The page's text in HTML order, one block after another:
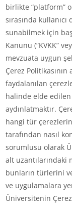
birlikte “platform”
sırasında
sunabilmek için
Kanunu (“KVKK”
mevzuata uygun
Çerez Politikasının
faydalanılan
halinde elde
aydınlatmaktır.
hangi tür
tarafından nasıl
sorumlusu olarak
alt uzantılarındaki
bunların türlerini
ve uygulamalara
Üniversitenin